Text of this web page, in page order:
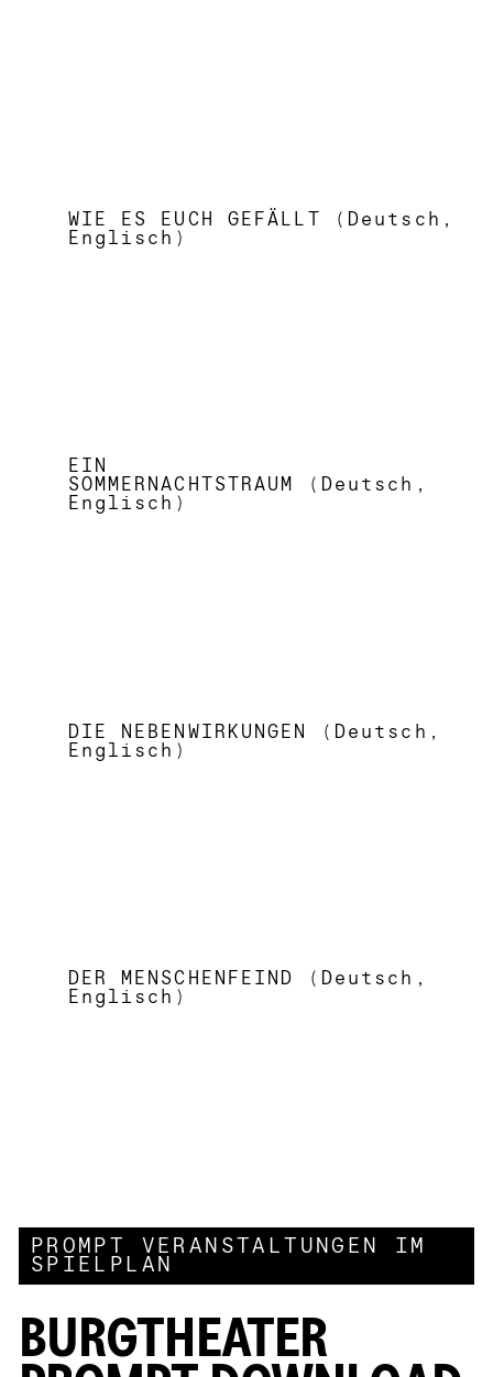
WIE ES EUCH GEFÄLLT (Deutsch,
Englisch)
EIN
SOMMERNACHTSTRAUM (Deutsch,
Englisch)
DIE NEBENWIRKUNGEN (Deutsch,
Englisch)
DER MENSCHENFEIND (Deutsch,
Englisch)
PROMPT VERANSTALTUNGEN IM
SPIELPLAN
BURGTHEATER